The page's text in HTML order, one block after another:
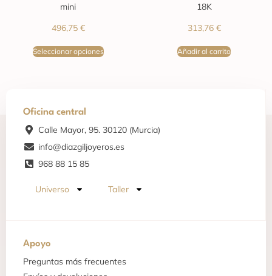
mini
496,75 €
Seleccionar opciones
18K
313,76 €
Añadir al carrito
Oficina central
Calle Mayor, 95. 30120 (Murcia)
info@diazgiljoyeros.es
968 88 15 85
Universo Taller
Apoyo
Preguntas más frecuentes